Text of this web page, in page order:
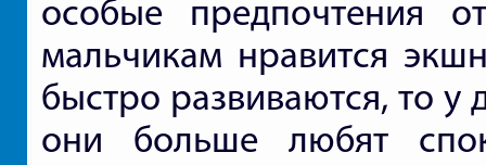
особые предпочтения
мальчикам нравится
быстро развиваются, то у
они больше любят